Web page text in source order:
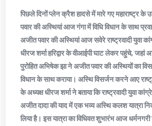
पिछले दिनों प्लेन क्रैश हादसे में मारे गए महाराष्ट्र के
पवार की अस्थियां आज गंगा में विधि विधान के साथ
अजीत पवार की अस्थियां आज सवेरे राष्ट्रवादी युवा
धीरज शर्मा हरिद्वार के वीआईपी घाट लेकर पहुंचे, जहां
पुरोहित अभिषेक झा ने अजीत पवार की अस्थियों का
विधान के साथ कराया। अस्थि विसर्जन करने आए
के अध्यक्ष धीरज शर्मा ने बताया कि राष्ट्रवादी युवा
अजीत दादा की याद में एक भव्य अस्थि कलश यात्रा
लिया है। इस यात्रा का विधिवत शुभारंभ आज धर्मनगरी